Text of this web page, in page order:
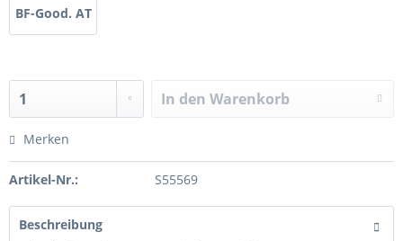
BF-Good. AT
In den Warenkorb
Merken
Artikel-Nr.: S55569
Beschreibung